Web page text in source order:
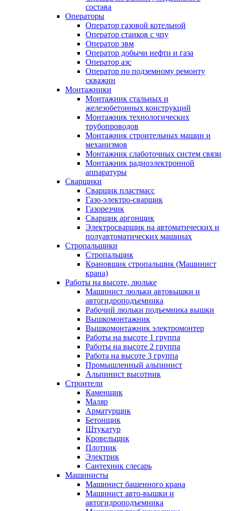
состава
Операторы
Оператор газовой котельной
Оператор станков с чпу
Оператор эвм
Оператор добычи нефти и газа
Оператор азс
Оператор по подземному ремонту
скважин
Монтажники
Монтажник стальных и
железобетонных конструкций
Монтажник технологических
трубопроводов
Монтажник строительных машин и
механизмов
Монтажник слаботочных систем связи
Монтажник радиоэлектронной
аппаратуры
Сварщики
Сварщик пластмасс
Газо-электро-сварщик
Газорезчик
Сварщик аргонщик
Электросварщик на автоматических и
полуавтоматических машинах
Стропальщики
Стропальщик
Крановщик стропальщик (Машинист
крана)
Работы на высоте, люльке
Машинист люльки автовышки и
автогидроподъемника
Рабочий люльки подъемника вышки
Вышкомонтажник
Вышкомонтажник электромонтер
Работы на высоте 1 группа
Работы на высоте 2 группа
Работа на высоте 3 группа
Промышленный альпинист
Альпинист высотник
Строители
Каменщик
Маляр
Арматурщик
Бетонщик
Штукатур
Кровельщик
Плотник
Электрик
Сантехник слесарь
Машинисты
Машинист башенного крана
Машинист авто-вышки и
автогидроподъемника